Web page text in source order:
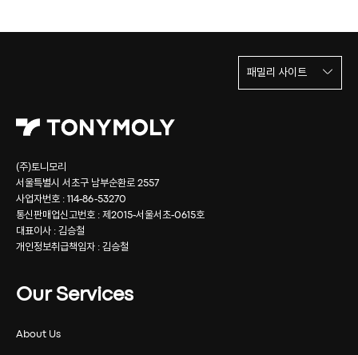
(주)토니모리
서울특별시 서초구 남부순환로 2557
사업자번호 : 114-86-53270
통신판매업신고번호 : 제2015-서울서초-0615호
대표이사 : 김승철
개인정보취급책임자 : 김승철
Our Services
About Us
패밀리 사이트